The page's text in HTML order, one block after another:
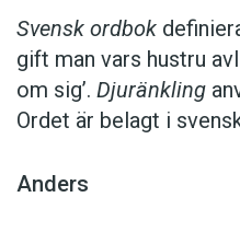
Svensk ordbok
gift man vars hustru
om sig’. Djuränkling
Ordet är belagt i
Anders